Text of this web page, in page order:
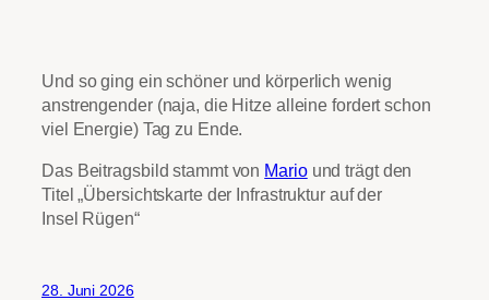
Und so ging ein schöner und körperlich wenig
anstrengender (naja, die Hitze alleine fordert schon
viel Energie) Tag zu Ende.
Das Beitragsbild stammt von Mariound trägt den
Titel „Übersichtskarte der Infrastruktur auf der
Insel Rügen“
28. Juni 2026